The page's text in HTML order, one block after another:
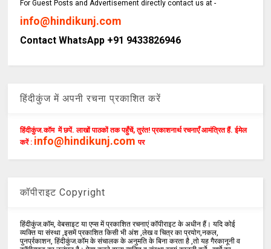
For Guest Posts and Advertisement directly contact us at -
info@hindikunj.com
Contact WhatsApp +91 9433826946
हिंदीकुंज में अपनी रचना प्रकाशित करें
हिंदीकुंज.कॉम में छपें. लाखों पाठकों तक पहुँचें, तुरंत! प्रकाशनार्थ रचनाएँ आमंत्रित हैं. ईमेल
करें : info@hindikunj.com पर
कॉपीराइट Copyright
हिंदीकुंज.कॉम, वेबसाइट या एप्स में प्रकाशित रचनाएं कॉपीराइट के अधीन हैं। यदि कोई
व्यक्ति या संस्था ,इसमें प्रकाशित किसी भी अंश ,लेख व चित्र का प्रयोग,नकल,
पुनर्प्रकाशन, हिंदीकुंज.कॉम के संचालक के अनुमति के बिना करता है ,तो यह गैरकानूनी व